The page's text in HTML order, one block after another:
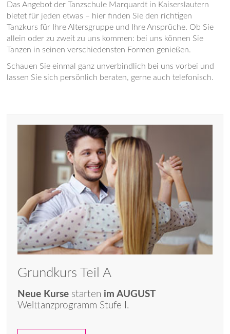
Das Angebot der Tanzschule Marquardt in Kaiserslautern
bietet für jeden etwas – hier finden Sie den richtigen
Tanzkurs für Ihre Altersgruppe und Ihre Ansprüche. Ob Sie
allein oder zu zweit zu uns kommen: bei uns können Sie
Tanzen in seinen verschiedensten Formen genießen.
Schauen Sie einmal ganz unverbindlich bei uns vorbei und
lassen Sie sich persönlich beraten, gerne auch telefonisch.
Grundkurs Teil A
Neue Kurse starten im AUGUST
Welttanzprogramm Stufe I.